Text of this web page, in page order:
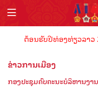
ຕ້ອນຮັບປີທ່ອງທ່ຽວລາວ
ຂ່າວການເມືອງ
ກອງປະຊຸມຄົບຄະນະບໍລິຫານງ